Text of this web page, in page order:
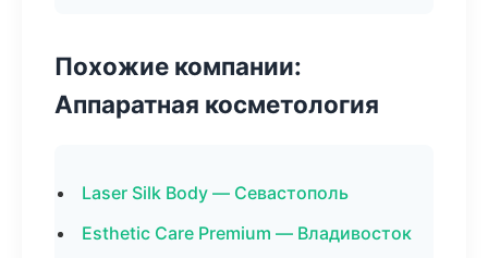
Похожие компании:
Аппаратная косметология
Laser Silk Body — Севастополь
Esthetic Care Premium — Владивосток